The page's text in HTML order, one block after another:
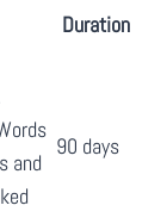
Duration
and
90 days